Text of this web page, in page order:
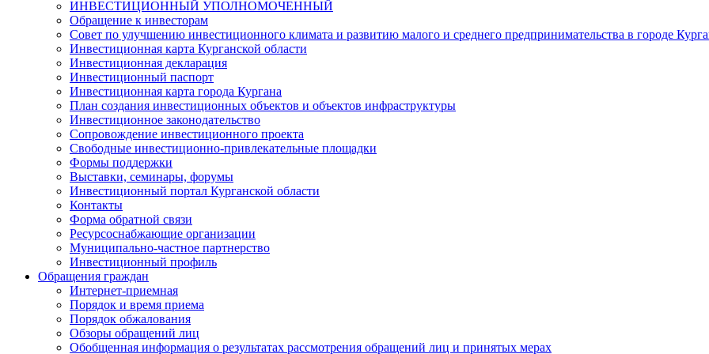
ИНВЕСТИЦИОННЫЙ УПОЛНОМОЧЕННЫЙ
Обращение к инвесторам
Совет по улучшению инвестиционного климата и развитию малого и среднего предпринимательства в городе
Инвестиционная карта Курганской области
Инвестиционная декларация
Инвестиционный паспорт
Инвестиционная карта города Кургана
План создания инвестиционных объектов и объектов инфраструктуры
Инвестиционное законодательство
Сопровождение инвестиционного проекта
Свободные инвестиционно-привлекательные площадки
Формы поддержки
Выставки, семинары, форумы
Инвестиционный портал Курганской области
Контакты
Форма обратной связи
Ресурсоснабжающие организации
Муниципально-частное партнерство
Инвестиционный профиль
Обращения граждан
Интернет-приемная
Порядок и время приема
Порядок обжалования
Обзоры обращений лиц
Обобщенная информация о результатах рассмотрения обращений лиц и принятых мерах